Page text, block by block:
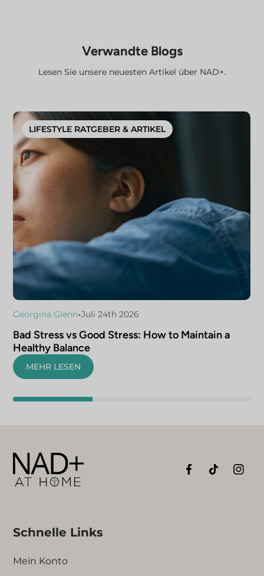
Verwandte Blogs
Lesen Sie unsere neuesten Artikel über NAD+.
LIFESTYLE RATGEBER & ARTIKEL
Georgina Glenn•Juli 24th 2026
Bad Stress vs Good Stress: How to Maintain a
Healthy Balance
MEHR LESEN
Schnelle Links
Mein Konto